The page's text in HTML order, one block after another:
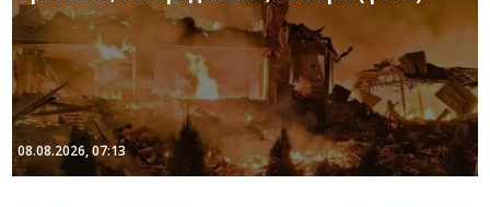
08.08.2026, 07:13